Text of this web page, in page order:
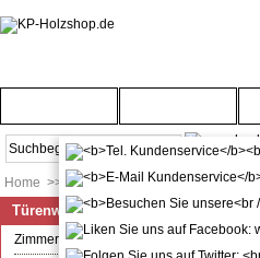
Home >> Türenwelt >> Türen nach
Türenwelt
Zimmertüren